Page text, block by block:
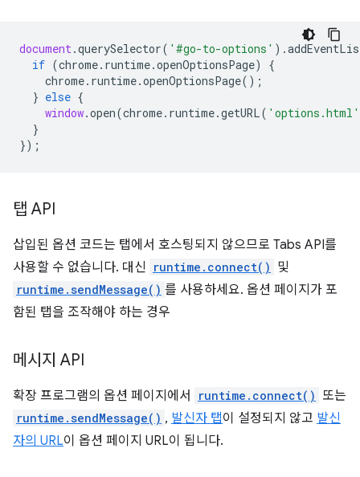
document .querySelector( '#go-to-options' ).
if (chrome. runtime.openOptionsPage)
{
chrome. runtime.openOptionsPage();
} else {
window.open(chrome. runtime.getURL( 'options.html'
}
});
탭 API
삽입된 옵션 코드는 탭에서 호스팅되지 않으므로 Tabs API를
사용할 수 없습니다. 대신
runtime.connect() 및
runtime.sendMessage() 를 사용하세요. 옵션 페이지가 포
함된 탭을 조작해야 하는 경우
메시지 API
확장 프로그램의 옵션 페이지에서 runtime.connect() 또는
runtime.sendMessage() , 발신자 탭이 설정되지 않고 발신
자의 URL이 옵션 페이지 URL이 됩니다.